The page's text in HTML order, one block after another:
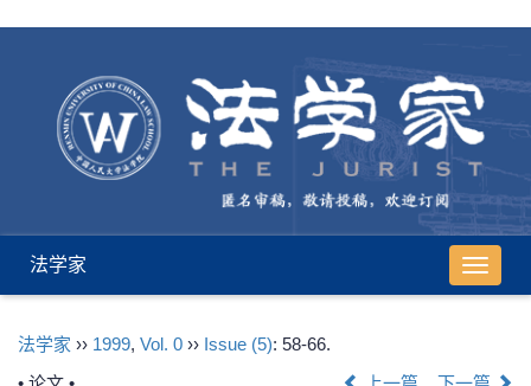
导
航
法学家
法学家 ›› 1999, Vol. 0 ›› Issue (5): 58-66.